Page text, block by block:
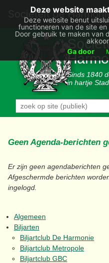
Deze website
Deze website benut
functioneren van de site
Door gebruik te maken van
Ga door
Societëit de
Sinds 1840
in hartje Stad
Geen Agenda-berichten
Er zijn geen agendaberichten
Afgeschermde berichten
ingelogd.
Algemeen
Biljarten
Biljartclub De Harmonie
Biljartclub Metropole
Biljartclub GBC